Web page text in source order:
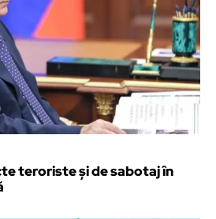
teroriste și de sabotaj în